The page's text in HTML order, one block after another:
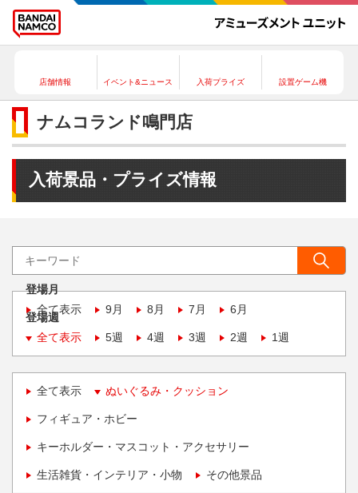
店舗情報 イベント&ニュース 入荷プライズ 設置ゲーム機
ナムコランド鳴門店
入荷景品・プライズ情報
登場月
全て表示
9月 8月 7月 6月
登場週
全て表示
5週 4週 3週 2週 1週
全て表示 ぬいぐるみ・クッション
フィギュア・ホビー
キーホルダー・マスコット・アクセサリー
生活雑貨・インテリア・小物 その他景品